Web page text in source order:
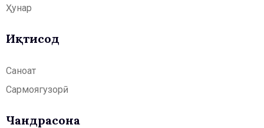
Ҳунар
Иқтисод
Саноат
Сармоягузорӣ
Чандрасонаӣ